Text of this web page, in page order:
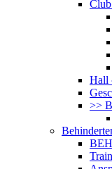
Hall
>>